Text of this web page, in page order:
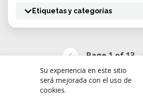
Etiquetas y categorías
Page 1of13
ScanAndMake
Su experiencia en este sitio
será mejorada con el uso de
cookies.